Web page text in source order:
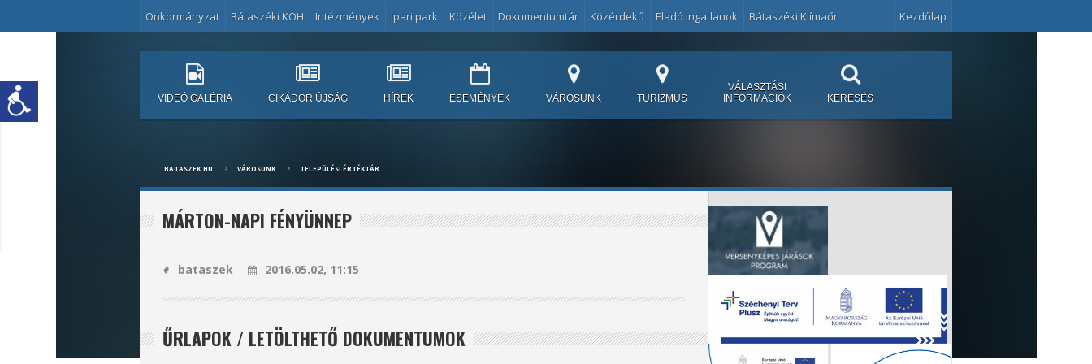
Kezdőlap
Önkormányzat Bátaszéki KÖH Intézmények Ipari park Közélet Dokumentumtár Közérdekű Eladó ingatlanok Bátaszéki Klímaőr
VIDEÓ GALÉRIA CIKÁDOR ÚJSÁG HÍREK ESEMÉNYEK VÁROSUNK TURIZMUS
VÁLASZTÁSI
INFORMÁCIÓK
KERESÉS
BATASZEK.HU VÁROSUNK TELEPÜLÉSI ÉRTÉKTÁR
MÁRTON-NAPI FÉNYÜNNEP
bataszek 2016.05.02, 11:15
ŰRLAPOK / LETÖLTHETŐ DOKUMENTUMOK